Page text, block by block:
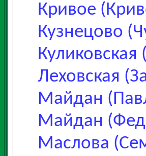
Кривое
Кузнецово
Куликовская
Леховская
Майдан
Майдан
Маслова